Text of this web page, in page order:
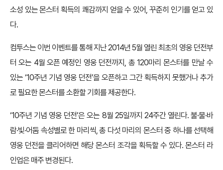
소성 있는 몬스터 획득의 쾌감까지 얻을 수 있어, 꾸준히 인기를 얻고 있
다.
컴투스는 이번 이벤트를 통해 지난 2014년 5월 열린 최초의 영웅 던전부
터 오는 4월 오픈 예정인 영웅 던전까지, 총 120마리 몬스터를 만날 수
있는 ‘10주년 기념 영웅 던전’을 오픈하고 그간 획득하지 못했거나 추가
로 필요한 몬스터를 소환할 기회를 제공한다.
‘10주년 기념 영웅 던전’은 오는 8월 25일까지 24주간 열린다. 불·물·바
람·빛·어둠 속성별로 한 마리씩, 총 다섯 마리의 몬스터 중 하나를 선택해
영웅 던전을 클리어하면 해당 몬스터 조각을 획득할 수 있다. 몬스터 라
인업은 매주 변경된다.